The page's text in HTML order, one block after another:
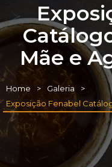
Mãe e
Home
Galeria
Exposição Fenabel